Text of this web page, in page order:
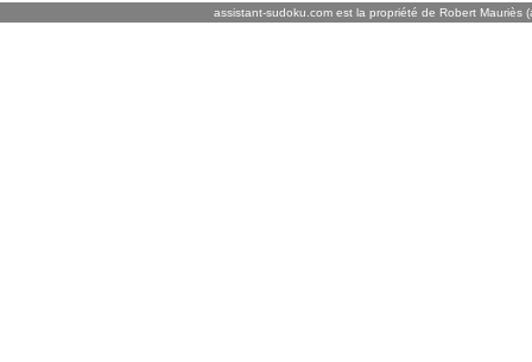
assistant-sudoku.com est la propriété de Robert Mauriès